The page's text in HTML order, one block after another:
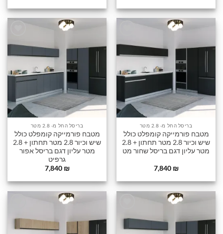
הוסף
שלי
בריסל החל מ- 2.8 מטר
מטבח פורמייקה קומפלט כולל
שיש וכיור 2.8 מטר תחתון + 2.8
מטר עליון דגם בריסל שחור מט
7,840 ₪
הוסף
שלי
בריסל החל מ- 2.8 מטר
מטבח פורמייקה קומפלט כולל
שיש וכיור 2.8 מטר תחתון + 2.8
מטר עליון דגם בריסל אפור
גרפיט
7,840 ₪
שלי
שלי